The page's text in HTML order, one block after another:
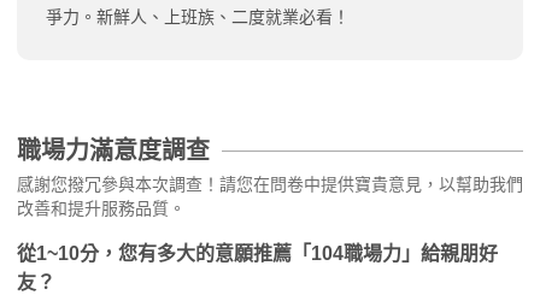
爭力。新鮮人、上班族、二度就業必看！
職場力滿意度調查
感謝您撥冗參與本次調查！請您在問卷中提供寶貴意見，以幫助我們
改善和提升服務品質。
從1~10分，您有多大的意願推薦「104職場力」給親朋好
友？